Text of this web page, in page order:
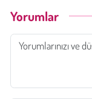
Yorumlar